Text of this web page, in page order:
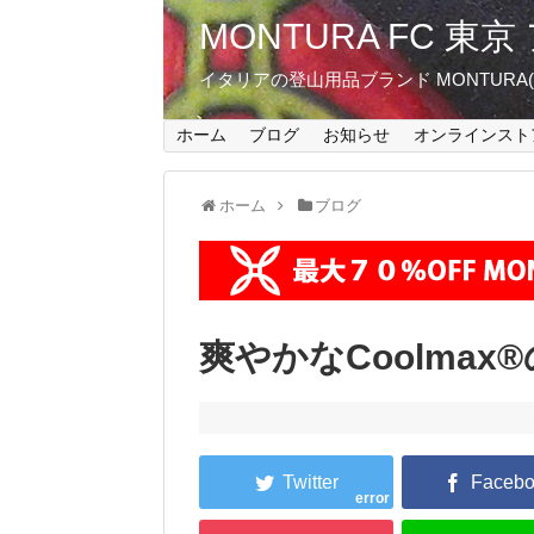
MONTURA FC 東
イタリアの登山用品ブランド
ホーム ブログ お知らせ オンラインスト
ホーム ブログ
爽やかなCoolmax®
error